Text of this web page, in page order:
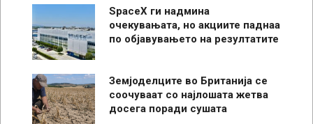
SpaceX ги надмина
очекувањата, но акциите паднаа
по објавувањето на резултатите
Земјоделците во Британија се
соочуваат со најлошата жетва
досега поради сушата